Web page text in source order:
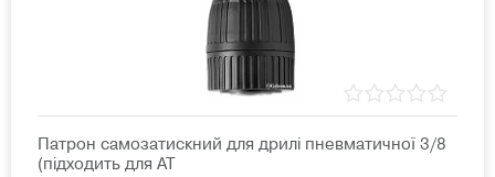
Патрон самозатискний для дрилі пневматичної 3/8
(підходить для AT